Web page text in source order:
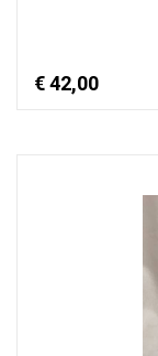
€ 42,00